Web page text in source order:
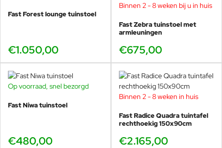
Fast Forest lounge tuinstoel
€1.050,00
Binnen 2 - 8 weken bij u in huis
Fast Zebra tuinstoel met
armleuningen
€675,00
Op voorraad, snel bezorgd
Fast Niwa tuinstoel
€480,00
Binnen 2 - 8 weken in huis
Fast Radice Quadra tuintafel
rechthoekig 150x90cm
€2.165,00